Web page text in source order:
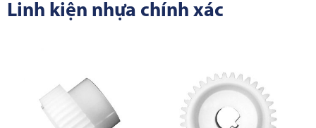
Linh kiện nhựa chính xác